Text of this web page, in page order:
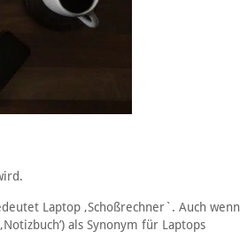
Laptop ‚Schoßrechner`. Auch wenn
als Synonym für Laptops